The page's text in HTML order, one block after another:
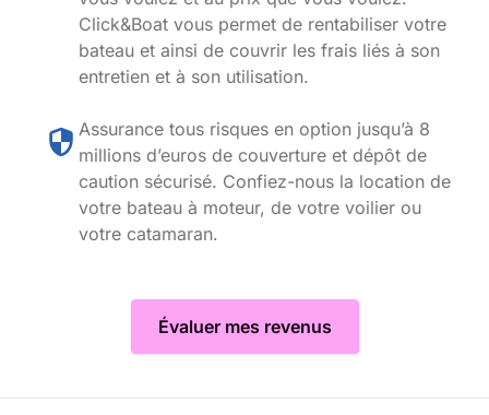
Click&Boat vous permet de rentabiliser votre
bateau et ainsi de couvrir les frais liés à son
entretien et à son utilisation.
Assurance tous risques en option jusqu’à 8
millions d’euros de couverture et dépôt de
caution sécurisé. Confiez-nous la location de
votre bateau à moteur, de votre voilier ou
votre catamaran.
Évaluer mes revenus